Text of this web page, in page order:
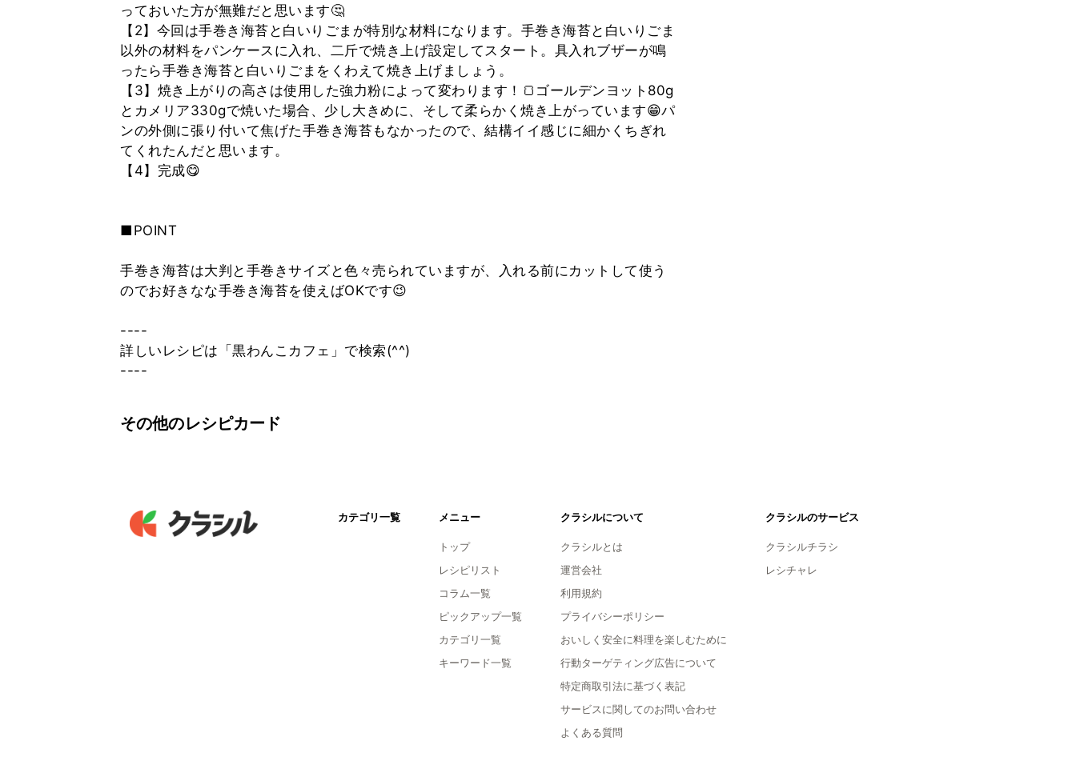
っておいた方が無難だと思います🤔
【2】今回は手巻き海苔と白いりごまが特別な材料になります。手巻き海苔と白いりごま
以外の材料をパンケースに入れ、二斤で焼き上げ設定してスタート。具入れブザーが鳴
ったら手巻き海苔と白いりごまをくわえて焼き上げましょう。
【3】焼き上がりの高さは使用した強力粉によって変わります！🍞ゴールデンヨット80g
とカメリア330gで焼いた場合、少し大きめに、そして柔らかく焼き上がっています😁パ
ンの外側に張り付いて焦げた手巻き海苔もなかったので、結構イイ感じに細かくちぎれ
てくれたんだと思います。
【4】完成😋
■POINT
手巻き海苔は大判と手巻きサイズと色々売られていますが、入れる前にカットして使う
のでお好きなな手巻き海苔を使えばOKです😉
----
詳しいレシピは「黒わんこカフェ」で検索(^^)
----
その他のレシピカード
カテゴリ一覧 メニュー
トップ
レシピリスト
コラム一覧
ピックアップ一覧
カテゴリ一覧
キーワード一覧
クラシルについて
クラシルとは
運営会社
利用規約
プライバシーポリシー
おいしく安全に料理を楽しむために
行動ターゲティング広告について
特定商取引法に基づく表記
サービスに関してのお問い合わせ
よくある質問
クラシルのサービス
クラシルチラシ
レシチャレ